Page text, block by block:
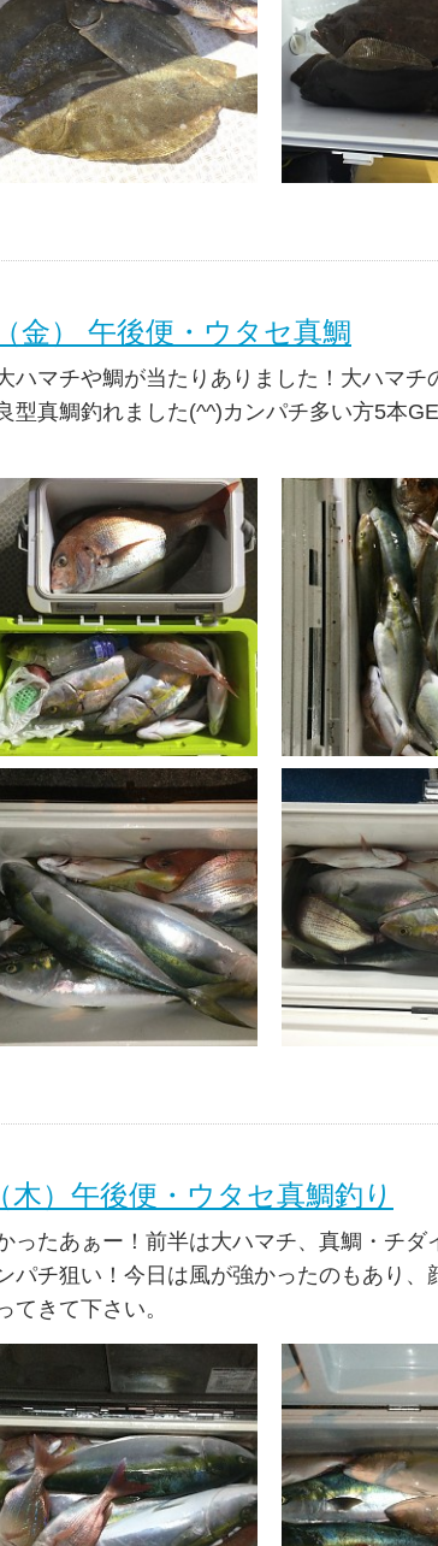
金） 午後便・ウタセ真鯛
ハマチや鯛が当たりありました！大ハマ
型真鯛釣れました(^^)カンパチ多い方5本
木）午後便・ウタセ真鯛釣り
ったあぁー！前半は大ハマチ、真鯛・チダ
パチ狙い！今日は風が強かったのもあり
てきて下さい。